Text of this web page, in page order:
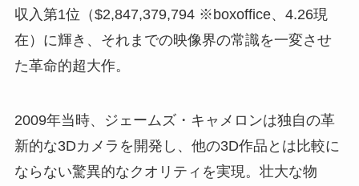
収入第1位（$2,847,379,794 ※boxoffice、4.26現
在）に輝き、それまでの映像界の常識を一変させ
た革命的超大作。
2009年当時、ジェームズ・キャメロンは独自の革
新的な3Dカメラを開発し、他の3D作品とは比較に
ならない驚異的なクオリティを実現。壮大な物